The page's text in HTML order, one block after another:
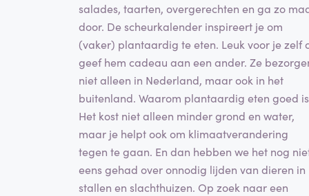
salades, taarten, overgerechten en ga zo
door. De scheurkalender inspireert je om
(vaker) plantaardig te eten. Leuk voor je zelf
geef hem cadeau aan een ander. Ze
niet alleen in Nederland, maar ook in het
buitenland. Waarom plantaardig eten goed
Het kost niet alleen minder grond en water,
maar je helpt ook om klimaatverandering
tegen te gaan. En dan hebben we het nog
eens gehad over onnodig lijden van dieren in
stallen en slachthuizen. Op zoek naar een